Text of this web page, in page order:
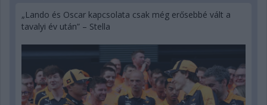
„Lando és Oscar kapcsolata csak még erősebbé vált a
tavalyi év után” – Stella